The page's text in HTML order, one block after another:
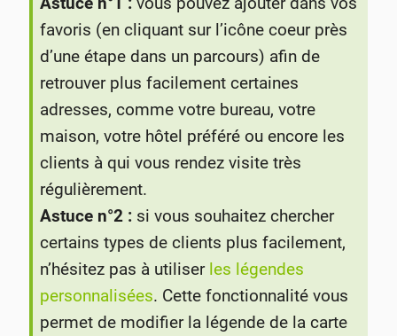
favoris (en cliquant sur l’icône coeur près
d’une étape dans un parcours) afin de
retrouver plus facilement certaines
adresses, comme votre bureau, votre
maison, votre hôtel préféré ou encore les
clients à qui vous rendez visite très
régulièrement.
Astuce n°2 : si vous souhaitez chercher
certains types de clients plus facilement,
n’hésitez pas à utiliser les légendes
personnalisées. Cette fonctionnalité vous
permet de modifier la légende de la carte